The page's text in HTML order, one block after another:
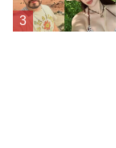
3